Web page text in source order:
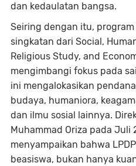
dan kedaulatan bangsa.
Seiring dengan itu, program
singkatan dari Social,
Religious Study, and
mengimbangi fokus pada
ini mengalokasikan
budaya, humaniora,
dan ilmu sosial lainnya.
Muhammad Oriza pada Juli
menyampaikan bahwa
beasiswa, bukan hanya